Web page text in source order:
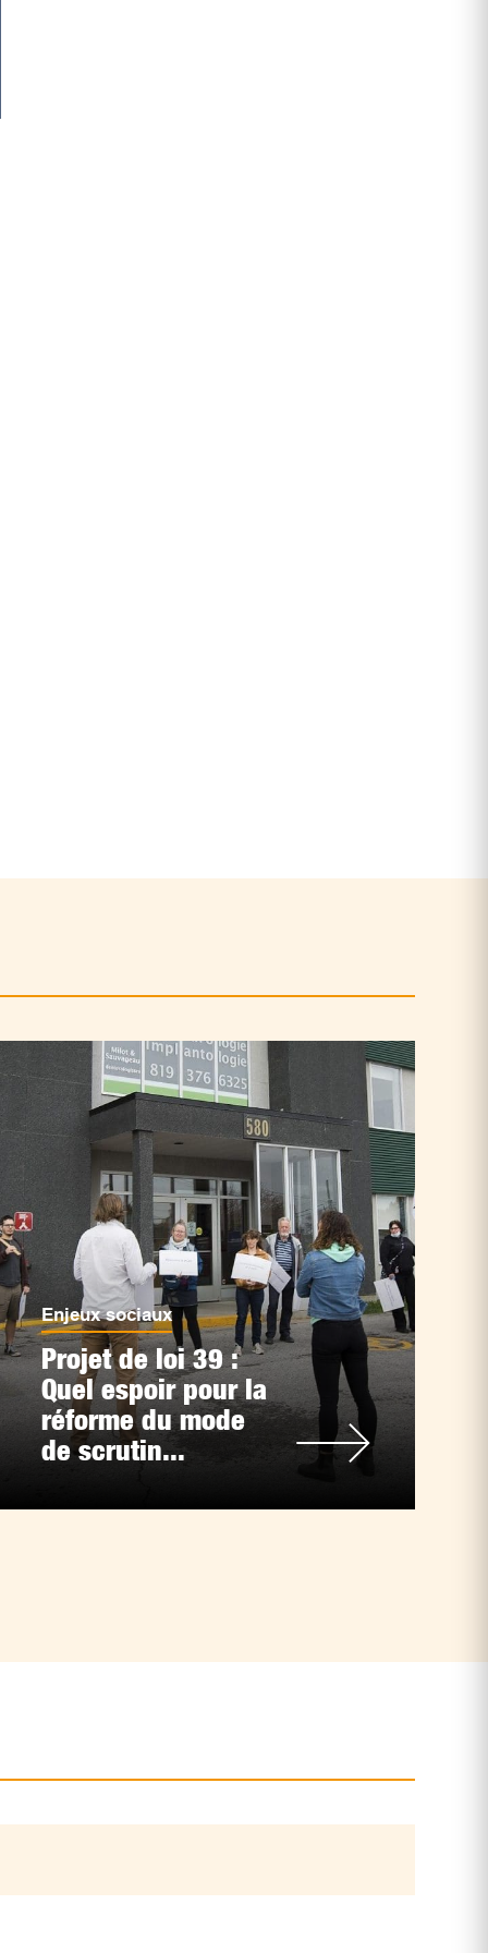
Enjeux sociaux
Projet de loi 39 :
Quel espoir pour la
réforme du mode
de scrutin...